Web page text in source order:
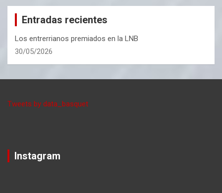
Entradas recientes
Los entrerrianos premiados en la LNB
30/05/2026
Tweets by data_basquet
Instagram